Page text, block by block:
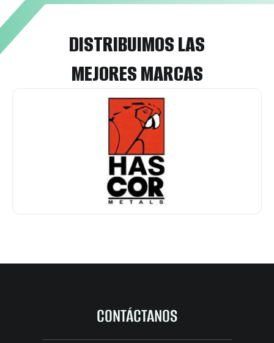
DISTRIBUIMOS LAS
MEJORES MARCAS
CONTÁCTANOS